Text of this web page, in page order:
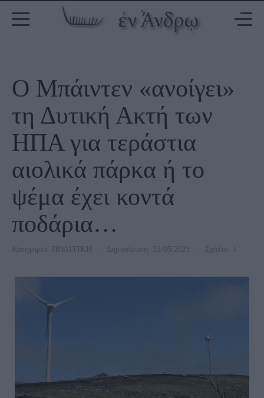
Ο Μπάιντεν «ανοίγει»
τη Δυτική Ακτή των
ΗΠΑ για τεράστια
αιολικά πάρκα ή το
ψέμα έχει κοντά
ποδάρια…
Κατηγορία: ΠΟΛΙΤΙΚΗ Δημοσίευση: 31/05/2021 Σχόλιο: 1